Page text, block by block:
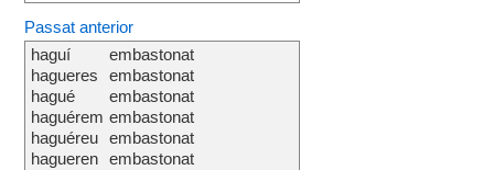
Passat anterior
haguí
hagueres
hagué
haguérem
haguéreu
hagueren
embastonat
embastonat
embastonat
embastonat
embastonat
embastonat